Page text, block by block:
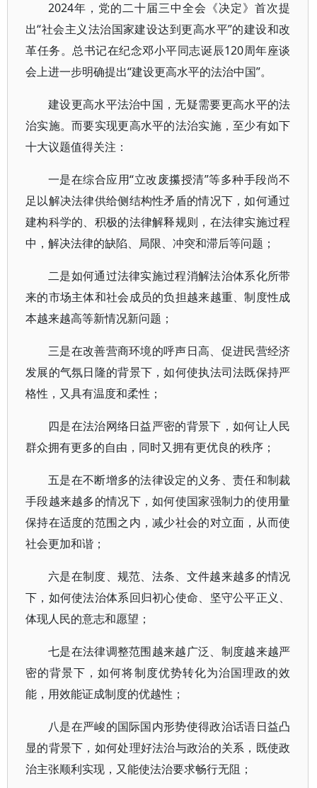
2024年，党的二十届三中全会《决定》首次提
出“社会主义法治国家建设达到更高水平”的建设和改
革任务。总书记在纪念邓小平同志诞辰120周年座谈
会上进一步明确提出“建设更高水平的法治中国”。
建设更高水平法治中国，无疑需要更高水平的法
治实施。而要实现更高水平的法治实施，至少有如下
十大议题值得关注：
一是在综合应用“立改废攥授清”等多种手段尚不
足以解决法律供给侧结构性矛盾的情况下，如何通过
建构科学的、积极的法律解释规则，在法律实施过程
中，解决法律的缺陷、局限、冲突和滞后等问题；
二是如何通过法律实施过程消解法治体系化所带
来的市场主体和社会成员的负担越来越重、制度性成
本越来越高等新情况新问题；
三是在改善营商环境的呼声日高、促进民营经济
发展的气氛日隆的背景下，如何使执法司法既保持严
格性，又具有温度和柔性；
四是在法治网络日益严密的背景下，如何让人民
群众拥有更多的自由，同时又拥有更优良的秩序；
五是在不断增多的法律设定的义务、责任和制裁
手段越来越多的情况下，如何使国家强制力的使用量
保持在适度的范围之内，减少社会的对立面，从而使
社会更加和谐；
六是在制度、规范、法条、文件越来越多的情况
下，如何使法治体系回归初心使命、坚守公平正义、
体现人民的意志和愿望；
七是在法律调整范围越来越广泛、制度越来越严
密的背景下，如何将制度优势转化为治国理政的效
能，用效能证成制度的优越性；
八是在严峻的国际国内形势使得政治话语日益凸
显的背景下，如何处理好法治与政治的关系，既使政
治主张顺利实现，又能使法治要求畅行无阻；